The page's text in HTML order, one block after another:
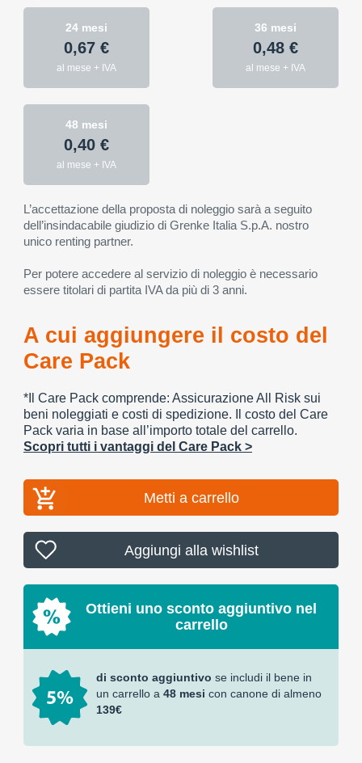
24 mesi
0,67 €
al mese + IVA
36 mesi
0,48 €
al mese + IVA
48 mesi
0,40 €
al mese + IVA
L’accettazione della proposta di noleggio sarà a seguito
dell’insindacabile giudizio di Grenke Italia S.p.A. nostro
unico renting partner.
Per potere accedere al servizio di noleggio è necessario
essere titolari di partita IVA da più di 3 anni.
A cui aggiungere il costo del
Care Pack
*Il Care Pack comprende: Assicurazione All Risk sui
beni noleggiati e costi di spedizione. Il costo del Care
Pack varia in base all’importo totale del carrello.
Scopri tutti i vantaggi del Care Pack >
Metti a carrello
Aggiungi alla wishlist
Ottieni uno sconto aggiuntivo nel
carrello
di sconto aggiuntivo se includi il bene in
un carrello a 48 mesi con canone di almeno
139€